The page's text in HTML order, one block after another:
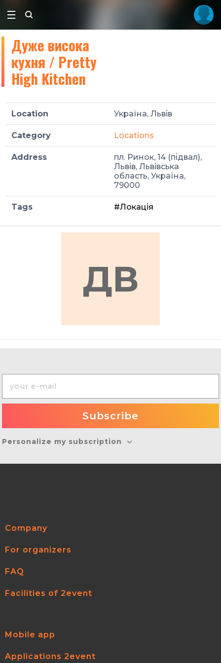
Дуже висока
кухня / Pretty
High Kitchen
Location Україна, Львів
Category Locations
Address
пл. Ринок, 14 (підвал),
Львів, Львівська
область, Україна,
79000
Tags #Локація
ДВ
Personalize my subscription
Company
For organizers
FAQ
Facilities of 2event
Mobile app
Applications 2event